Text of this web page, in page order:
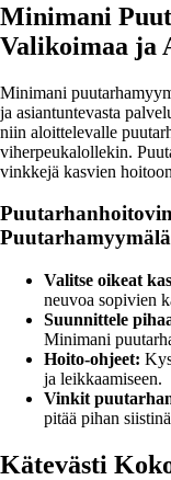
Minimani
Valikoimaa ja
Minimani
ja asiantuntevasta
niin aloittelevalle
viherpeukalollekin.
vinkkejä kasvien
Valitse oikeat
neuvoa sopivien
Suunnittele
Minimani
Hoito-ohjeet:
ja leikkaamiseen.
Vinkit
pitää pihan
Kätevästi